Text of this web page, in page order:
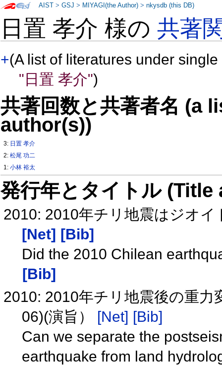
日置 孝介 様の共著
+(A list of literatures under
"日置 孝介")
共著回数と共著者名 (a
author(s))
3: 日置 孝介
2:松尾 功二
1:小林 裕太
発行年とタイトル
2010: 2010年チリ地震はジオ
[Net] [Bib]
Did the 2010 Chilean
[Bib]
2010: 2010年チリ地震後の重
06)(演旨）
[Net] [Bib]
Can we separate the
earthquake from land
AIST >GSJ > MIYAGI(the Author) >nkysdb (this DB)